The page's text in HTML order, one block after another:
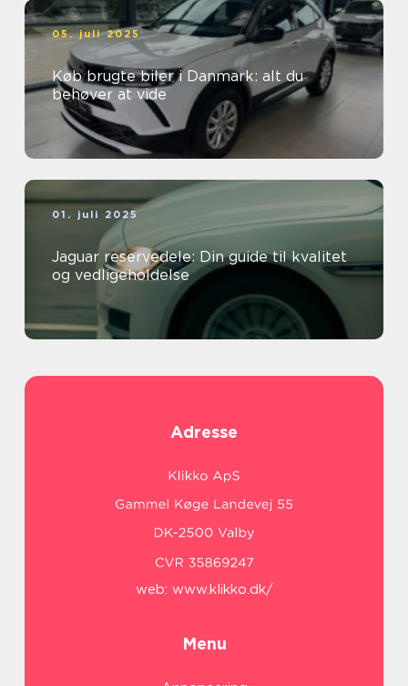
05. juli 2025
Køb brugte biler i Danmark: alt du
behøver at vide
01. juli 2025
Jaguar reservedele: Din guide til kvalitet
og vedligeholdelse
Adresse
web: www.klikko.dk/
Menu